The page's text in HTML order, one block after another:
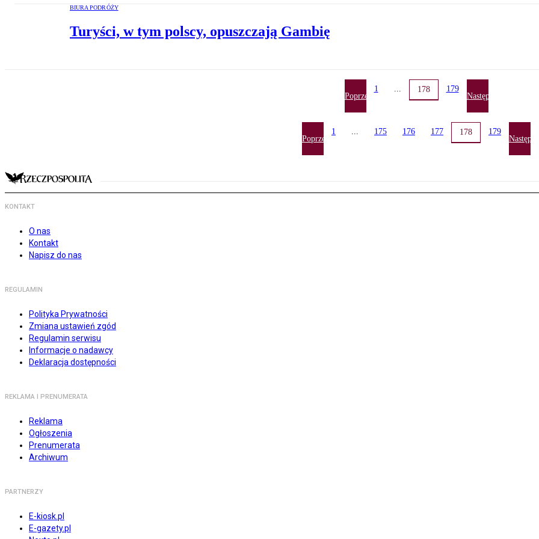
BIURA PODRÓŻY
Turyści, w tym polscy, opuszczają Gambię
Poprzednia
1 ... 178 179
Następna
Poprzednia
1 ... 175 176 177 178 179
Następna
KONTAKT
O nas
Kontakt
Napisz do nas
REGULAMIN
Polityka Prywatności
Zmiana ustawień zgód
Regulamin serwisu
Informacje o nadawcy
Deklaracja dostępności
REKLAMA I PRENUMERATA
Reklama
Ogłoszenia
Prenumerata
Archiwum
PARTNERZY
E-kiosk.pl
E-gazety.pl